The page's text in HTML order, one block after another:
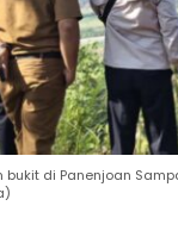
bukit di Panenjoan